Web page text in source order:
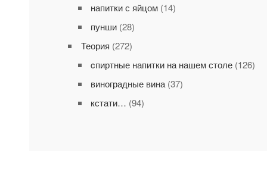
напитки с яйцом(14)
пунши(28)
Теория (272)
cпиртные напитки на нашем столе(126)
виноградные вина(37)
кстати… (94)